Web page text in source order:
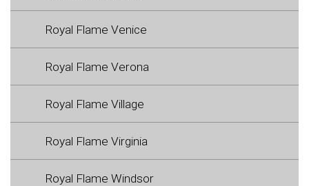
Royal Flame Venice
Royal Flame Verona
Royal Flame Village
Royal Flame Virginia
Royal Flame Windsor